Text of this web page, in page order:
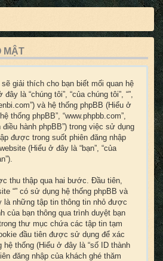
MẬT
giải thích cho bạn biết mối quan hệ
là “chúng tôi”, “của chúng tôi”, “”,
và hệ thống phpBB (Hiểu ở
thống phpBB”, “www.phpbb.com”,
điều hành phpBB”) trong việc sử dụng
được trong suốt phiên đăng nhập
(Hiểu ở đây là “bạn”, “của
thu thập qua hai bước. Đầu tiên,
“” có sử dụng hệ thống phpBB và
là những tập tin thông tin nhỏ được
của bạn thông qua trình duyệt bạn
thư mục chứa các tập tin tạm
đầu tiên được sử dụng để xác
thống (Hiểu ở đây là “số ID thành
đăng nhập của khách ghé thăm